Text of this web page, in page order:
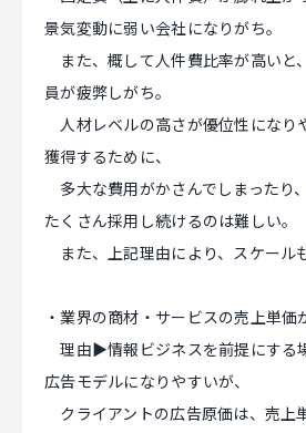
景気変動に弱い会社になりがち。
また、概して人件費比率が高いと
員が疲弊しがち。
人材レベルの高さが優位性になり
獲得するために、
多大な費用がかさんでしまったり
たくさん採用し続けるのは難しい。
また、上記理由により、スケール
・業界の商材・サービスの売上単価
理由▶情報ビジネスを前提にする
広告モデルになりやすいが、
クライアントの広告原価は、売上